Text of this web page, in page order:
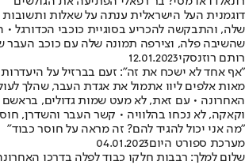
דוגמנית העל הישראלית ענתה על שאלות
שלה, והתבקשה להכריע בסוגיית כוכבי הכדורגל
שהשיבה פלה, וצירפה תמונה שלה עם כוכב העבר
רותם רוזנסקי12.01.2023
"אף אחד לא ישכח את זה": זעם בברזיל על היעדרות
האחרונה • עם זאת, לא מעט שמות גדולים, בראשם
וקאקה, לא נכחו בהלוויה • קשר העבר והשדרן,
"מה אני יכול להגיד להם? זה מראה על חוסר כבוד"
מערכת ספורט היום04.01.2023
שלום למלך: רבבות חלקו כבוד לפלה בדרכו